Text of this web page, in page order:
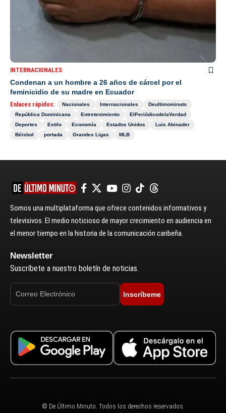
INTERNACIONALES
Condenan a un hombre a 26 años de cárcel por el
feminicidio de su madre en Ecuador
Enlaces rápidos: Nacionales Internacionales
Deultimominuto
República Dominicana
Entretenimiento
ElPeriódicodelaVerdad
Deportes
Estilo Economía Estados Unidos
Luis Abinader
Béisbol
portada Grandes Ligas MLB
Somos una multiplataforma que ofrece contenidos informativos y
televisivos. El medio noticioso de mayor crecimiento en audiencia en
el menor tiempo en la historia de la comunicación caribeña.
Newsletter
Suscríbete a nuestro boletín de noticias.
Inscríbeme
© De Último Minuto. Todos los derechos reservados.